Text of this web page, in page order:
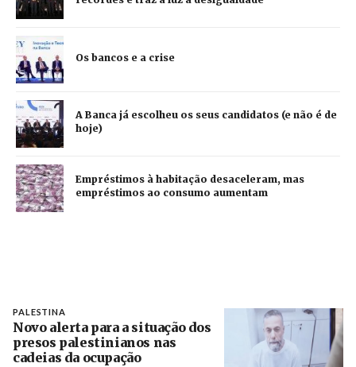
Os bancos e a crise
A Banca já escolheu os seus candidatos (e não é de
hoje)
Empréstimos à habitação desaceleram, mas
empréstimos ao consumo aumentam
PALESTINA
Novo alerta para a situação dos
presos palestinianos nas
cadeias da ocupação